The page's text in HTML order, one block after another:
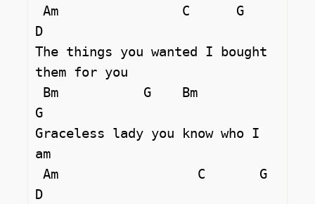
Am                C      G
D
The things you wanted I bought
them for you
G
Graceless lady you know who I
am
Am                  C       G
D